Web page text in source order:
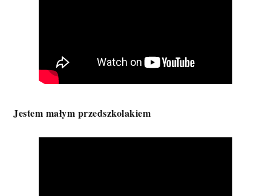
Jestem małym przedszkolakiem